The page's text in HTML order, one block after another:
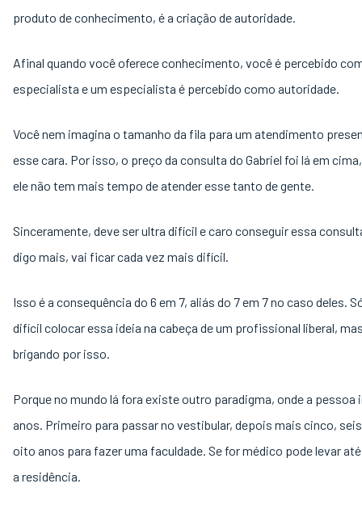
produto de conhecimento, é a criação de autoridade.
Afinal quando você oferece conhecimento, você é percebido
especialista e um especialista é percebido como autoridade.
Você nem imagina o tamanho da fila para um atendimento
esse cara. Por isso, o preço da consulta do Gabriel foi lá em
ele não tem mais tempo de atender esse tanto de gente.
Sinceramente, deve ser ultra difícil e caro conseguir essa
digo mais, vai ficar cada vez mais difícil.
Isso é a consequência do 6 em 7, aliás do 7 em 7 no caso deles.
difícil colocar essa ideia na cabeça de um profissional liberal,
brigando por isso.
Porque no mundo lá fora existe outro paradigma, onde a pessoa
anos. Primeiro para passar no vestibular, depois mais cinco,
oito anos para fazer uma faculdade. Se for médico pode levar
a residência.